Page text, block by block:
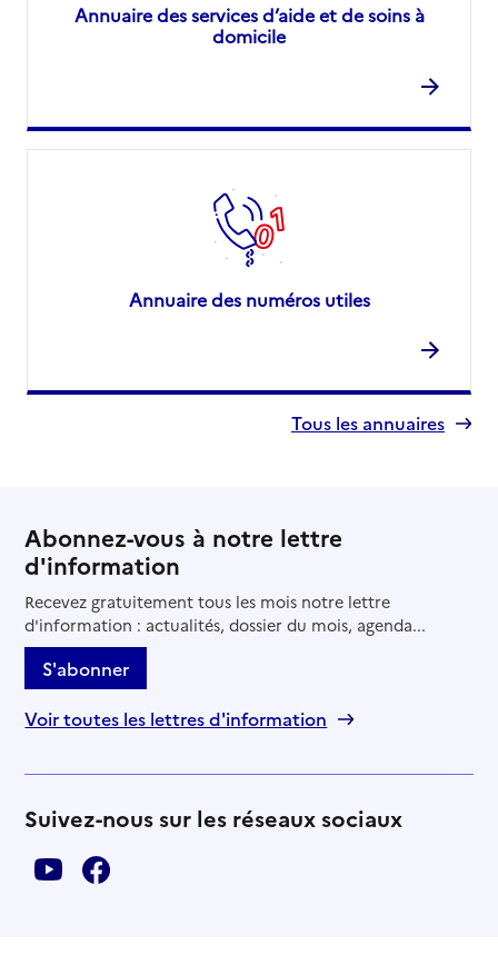
Annuaire des services d’aide et de soins à
domicile
Annuaire des numéros utiles
Tous les annuaires
Abonnez-vous à notre lettre
d'information
Recevez gratuitement tous les mois notre lettre
d'information : actualités, dossier du mois, agenda...
S'abonner
Voir toutes les lettres d'information
Suivez-nous sur les réseaux sociaux